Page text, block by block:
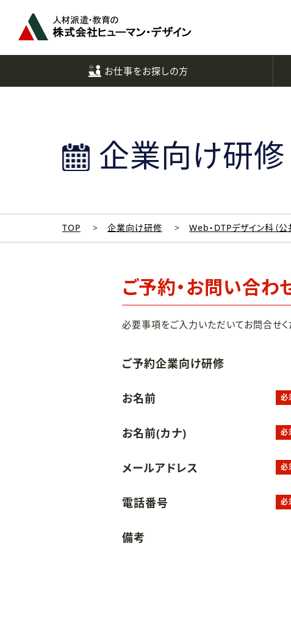
お仕事をお探しの方
企業向け研修
TOP 企業向け研修 Web・DTPデザイン科（公
ご予約・お問い合わ
必要事項をご入力いただいてお問合せく
ご予約企業向け研修
お名前 必
お名前(カナ) 必
メールアドレス 必
電話番号 必
備考
へ